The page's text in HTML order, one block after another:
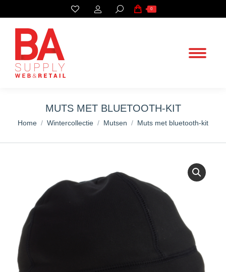
Search: 0
MUTS MET BLUETOOTH-KIT
You are here:
Home Wintercollectie Mutsen Muts met bluetooth-kit